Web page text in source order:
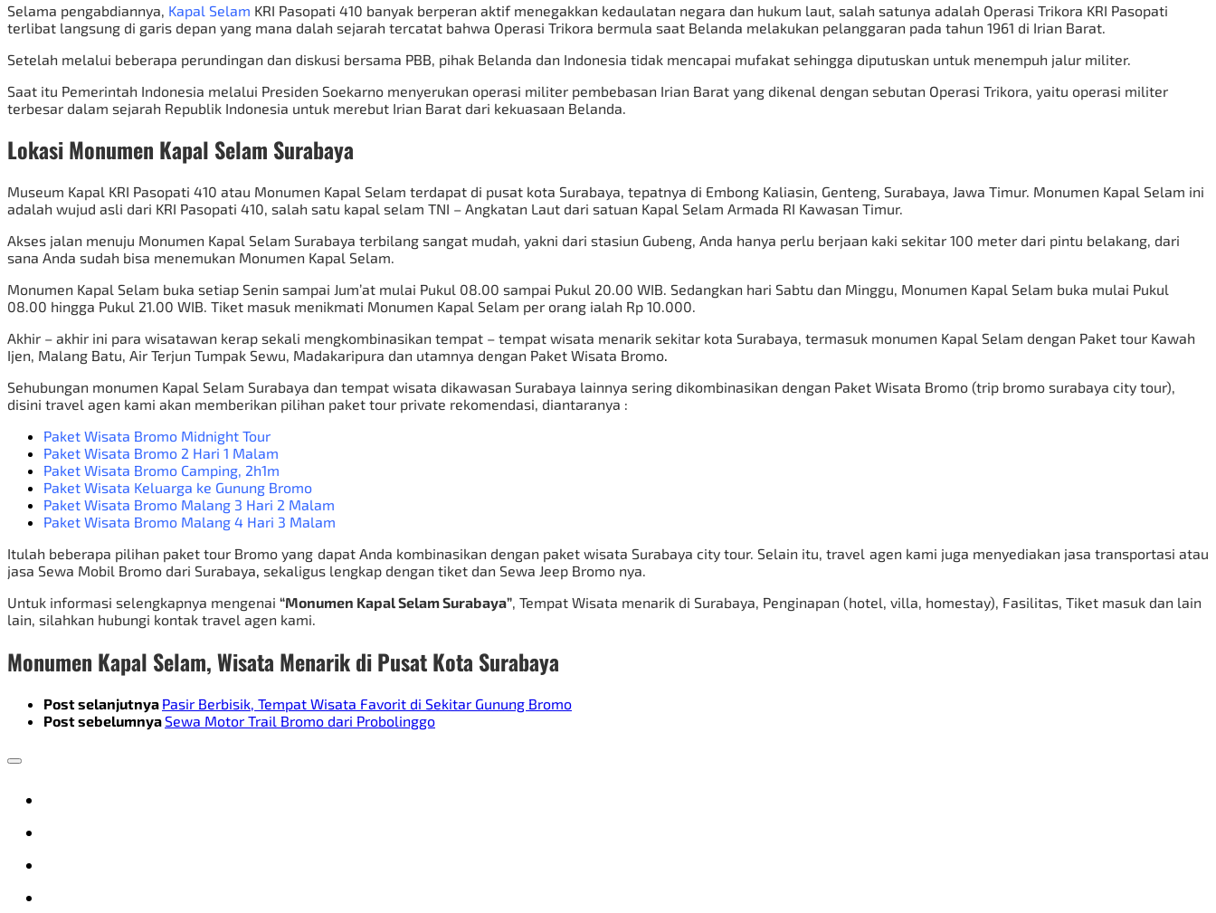
Selama pengabdiannya, Kapal Selam KRI Pasopati 410 banyak berperan aktif menegakkan kedaulatan negara dan hukum laut, salah satunya adalah Operasi Trikora KRI Pasopati
terlibat langsung di garis depan yang mana dalah sejarah tercatat bahwa Operasi Trikora bermula saat Belanda melakukan pelanggaran pada tahun 1961 di Irian Barat.
Setelah melalui beberapa perundingan dan diskusi bersama PBB, pihak Belanda dan Indonesia tidak mencapai mufakat sehingga diputuskan untuk menempuh jalur militer.
Saat itu Pemerintah Indonesia melalui Presiden Soekarno menyerukan operasi militer pembebasan Irian Barat yang dikenal dengan sebutan Operasi Trikora, yaitu operasi militer
terbesar dalam sejarah Republik Indonesia untuk merebut Irian Barat dari kekuasaan Belanda.
Lokasi Monumen Kapal Selam Surabaya
Museum Kapal KRI Pasopati 410 atau Monumen Kapal Selam terdapat di pusat kota Surabaya, tepatnya di Embong Kaliasin, Genteng, Surabaya, Jawa Timur. Monumen Kapal Selam ini
adalah wujud asli dari KRI Pasopati 410, salah satu kapal selam TNI – Angkatan Laut dari satuan Kapal Selam Armada RI Kawasan Timur.
Akses jalan menuju Monumen Kapal Selam Surabaya terbilang sangat mudah, yakni dari stasiun Gubeng, Anda hanya perlu berjaan kaki sekitar 100 meter dari pintu belakang, dari
sana Anda sudah bisa menemukan Monumen Kapal Selam.
Monumen Kapal Selam buka setiap Senin sampai Jum’at mulai Pukul 08.00 sampai Pukul 20.00 WIB. Sedangkan hari Sabtu dan Minggu, Monumen Kapal Selam buka mulai Pukul
08.00 hingga Pukul 21.00 WIB. Tiket masuk menikmati Monumen Kapal Selam per orang ialah Rp 10.000.
Akhir – akhir ini para wisatawan kerap sekali mengkombinasikan tempat – tempat wisata menarik sekitar kota Surabaya, termasuk monumen Kapal Selam dengan Paket tour Kawah
Ijen, Malang Batu, Air Terjun Tumpak Sewu, Madakaripura dan utamnya dengan Paket Wisata Bromo.
Sehubungan monumen Kapal Selam Surabaya dan tempat wisata dikawasan Surabaya lainnya sering dikombinasikan dengan Paket Wisata Bromo (trip bromo surabaya city tour),
disini travel agen kami akan memberikan pilihan paket tour private rekomendasi, diantaranya :
Paket Wisata Bromo Midnight Tour
Paket Wisata Bromo 2 Hari 1 Malam
Paket Wisata Bromo Camping, 2h1m
Paket Wisata Keluarga ke Gunung Bromo
Paket Wisata Bromo Malang 3 Hari 2 Malam
Paket Wisata Bromo Malang 4 Hari 3 Malam
Itulah beberapa pilihan paket tour Bromo yang dapat Anda kombinasikan dengan paket wisata Surabaya city tour. Selain itu, travel agen kami juga menyediakan jasa transportasi atau
jasa Sewa Mobil Bromo dari Surabaya, sekaligus lengkap dengan tiket dan Sewa Jeep Bromo nya.
Untuk informasi selengkapnya mengenai “Monumen Kapal Selam Surabaya”, Tempat Wisata menarik di Surabaya, Penginapan (hotel, villa, homestay), Fasilitas, Tiket masuk dan lain
lain, silahkan hubungi kontak travel agen kami.
Monumen Kapal Selam, Wisata Menarik di Pusat Kota Surabaya
Post selanjutnya Pasir Berbisik, Tempat Wisata Favorit di Sekitar Gunung Bromo
Post sebelumnyaSewa Motor Trail Bromo dari Probolinggo